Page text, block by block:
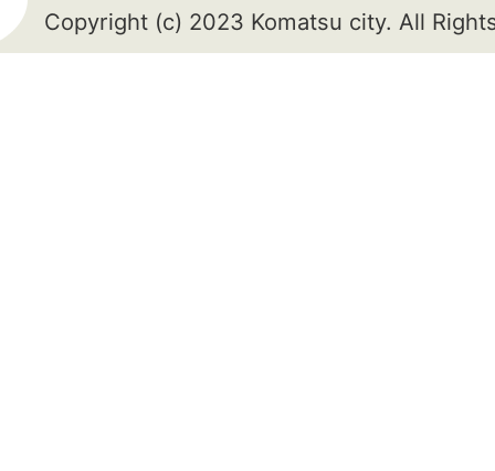
Copyright (c) 2023 Komatsu city. All